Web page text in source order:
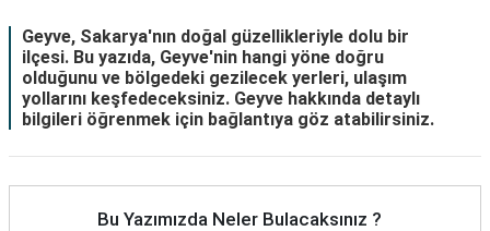
Geyve, Sakarya'nın doğal güzellikleriyle dolu bir
ilçesi. Bu yazıda, Geyve'nin hangi yöne doğru
olduğunu ve bölgedeki gezilecek yerleri, ulaşım
yollarını keşfedeceksiniz. Geyve hakkında detaylı
bilgileri öğrenmek için bağlantıya göz atabilirsiniz.
Bu Yazımızda Neler Bulacaksınız ?